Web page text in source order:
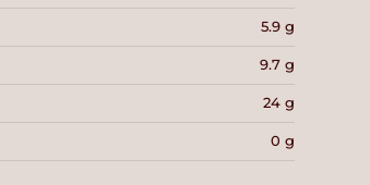
5.9 g
9.7 g
24 g
0 g